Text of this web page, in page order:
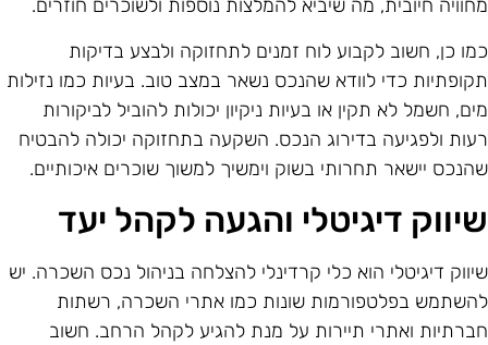
חיובית, מה שיביא להמלצות נוספות ולשוכרים חוזרים.
כן, חשוב לקבוע לוח זמנים לתחזוקה ולבצע בדיקות
כדי לוודא שהנכס נשאר במצב טוב. בעיות כמו נזילות
חשמל לא תקין או בעיות ניקיון יכולות להוביל לביקורות
ולפגיעה בדירוג הנכס. השקעה בתחזוקה יכולה להבטיח
יישאר תחרותי בשוק וימשיך למשוך שוכרים איכותיים.
דיגיטלי והגעה לקהל יעד
דיגיטלי הוא כלי קרדינלי להצלחה בניהול נכס השכרה. יש
בפלטפורמות שונות כמו אתרי השכרה, רשתות
ואתרי תיירות על מנת להגיע לקהל הרחב. חשוב